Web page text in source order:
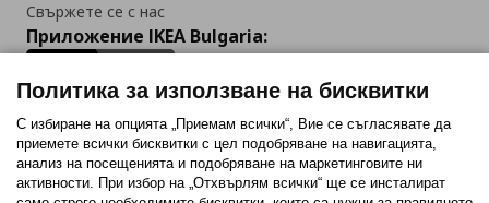
Свържете се с нас
Приложение IKEA Bulgaria:
Последвайте ни:
FacebookTwitterYoutubePinterestInstagram
Политика за използване на бисквитки
С избиране на опцията „Приемам всички“, Вие се съгласявате да
приемете всички бисквитки с цел подобряване на навигацията,
анализ на посещенията и подобряване на маркетинговите ни
активности. При избор на „Отхвърлям всички“ ще се инсталират